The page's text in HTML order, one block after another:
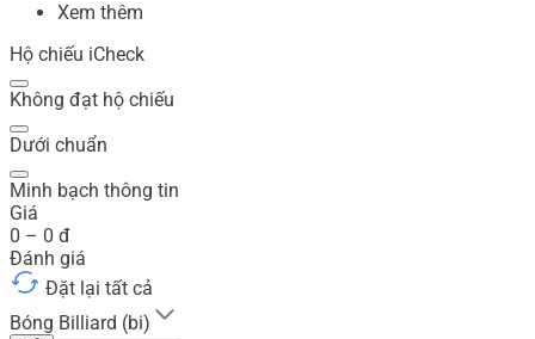
Xem thêm
Hộ chiếu iCheck
Không đạt hộ chiếu
Dưới chuẩn
Minh bạch thông tin
Giá
0 – 0 đ
Đánh giá
Đặt lại tất cả
Bóng Billiard (bi)